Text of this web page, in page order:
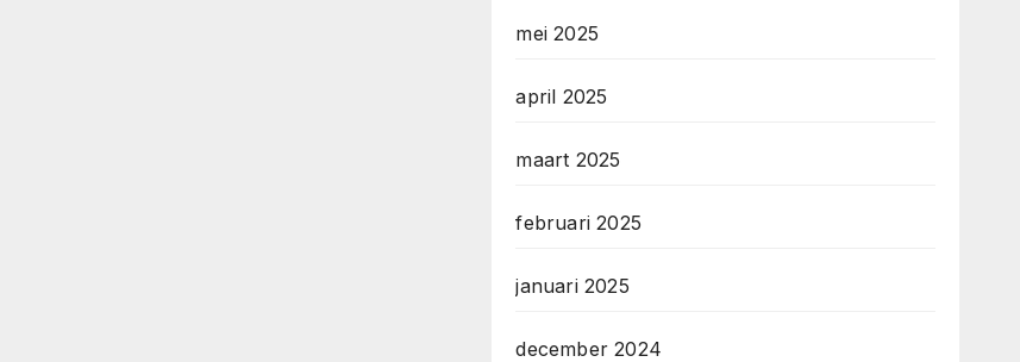
mei 2025
april 2025
maart 2025
februari 2025
januari 2025
december 2024